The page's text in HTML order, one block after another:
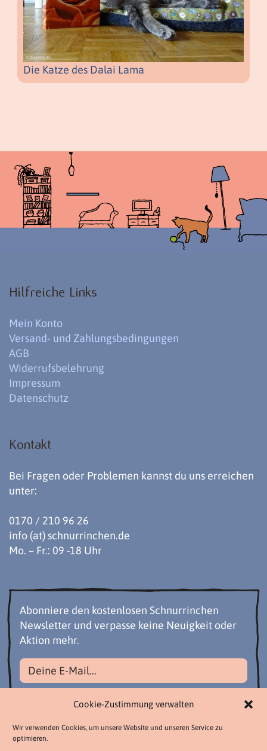
Cookie-Zustimmung verwalten
Wir verwenden Cookies, um unsere Website und unseren Service zu
optimieren.
Die Katze des Dalai Lama
Hilfreiche Links
Mein Konto
Versand- und Zahlungsbedingungen
AGB
Widerrufsbelehrung
Impressum
Datenschutz
Kontakt
Bei Fragen oder Problemen kannst du uns erreichen
unter:
0170 / 210 96 26
info (at) schnurrinchen.de
Mo. – Fr.: 09 -18 Uhr
Abonniere den kostenlosen Schnurrinchen
Newsletter und verpasse keine Neuigkeit oder
Aktion mehr.